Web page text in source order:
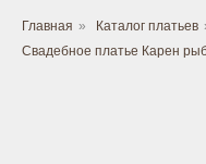
Главная » Каталог платьев
Свадебное платье Карен